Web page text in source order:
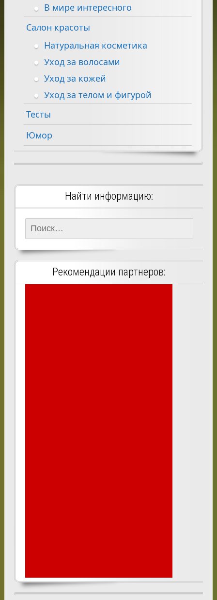
В мире интересного
Салон красоты
Натуральная косметика
Уход за волосами
Уход за кожей
Уход за телом и фигурой
Тесты
Юмор
Найти информацию:
Найти:
Рекомендации партнеров: